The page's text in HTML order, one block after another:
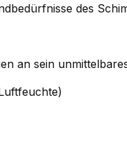
des
an sein